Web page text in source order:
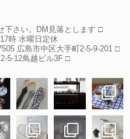
下さい。DM見落とします □
時 水曜日定休
広島市中区大手町2-5-9-201 □
5-12鳥越ビル3F □